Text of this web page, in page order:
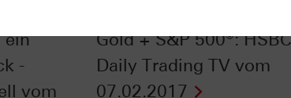
ein
-
vom
Gold + S&P 500®: HSBC
Daily Trading TV vom
07.02.2017